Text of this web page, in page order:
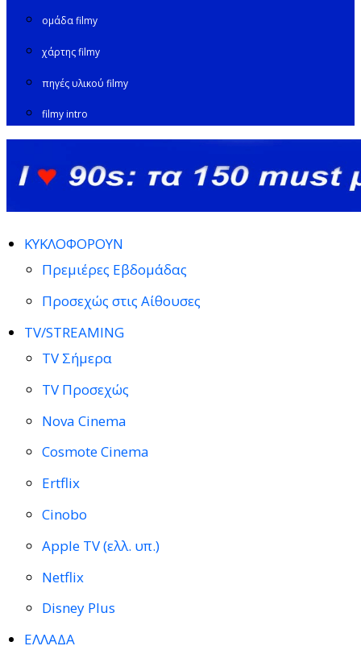
ομάδα filmy
χάρτης filmy
πηγές υλικού filmy
filmy intro
ΚΥΚΛΟΦΟΡΟΥΝ
Πρεμιέρες Εβδομάδας
Προσεχώς στις Αίθουσες
TV/STREAMING
TV Σήμερα
TV Προσεχώς
Nova Cinema
Cosmote Cinema
Ertflix
Cinobo
Apple TV (ελλ. υπ.)
Netflix
Disney Plus
ΕΛΛΑΔΑ